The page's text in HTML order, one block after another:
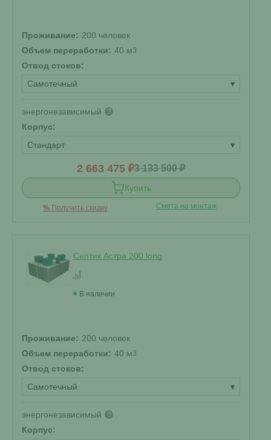
Проживание: 200 человек
Объем переработки: 40 м3
Отвод стоков:
Самотечный
▾
энергонезависимый ?
Корпус:
Стандарт
▾
2 663 475 ₽3 133 500 ₽
Купить
% Получить скидку Смета на монтаж
Септик Астра 200 long
В наличии
Проживание: 200 человек
Объем переработки: 40 м3
Отвод стоков:
Самотечный
▾
энергонезависимый ?
Корпус: